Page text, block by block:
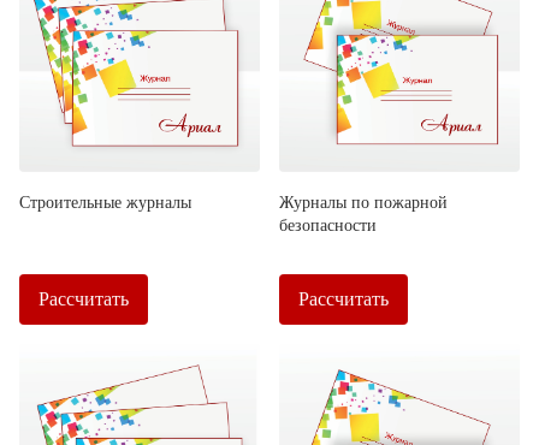
Строительные журналы
Рассчитать
Журналы по пожарной
безопасности
Рассчитать